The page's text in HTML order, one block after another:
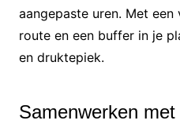
aangepaste uren. Met
route en een buffer in je
en druktepiek.
Samenwerken